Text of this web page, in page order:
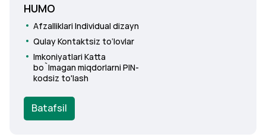
HUMO
Afzalliklari Individual dizayn
QulayKontaktsiz to‘lovlar
Imkoniyatlari Katta
bo`lmagan miqdorlarni PIN-
kodsiz to'lash
Batafsil